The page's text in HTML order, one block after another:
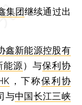
集团继续通过出
鑫新能源控股有
能源）与保利协
，下称保利协
与中国长江三峡